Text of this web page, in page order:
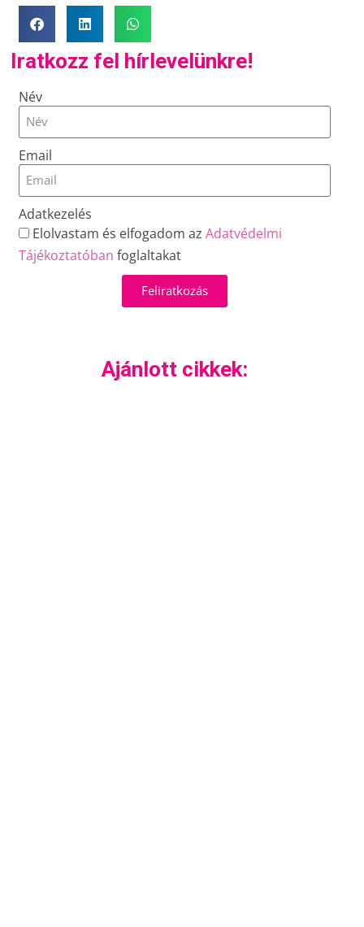
Iratkozz fel hírlevelünkre!
Név
Email
Adatkezelés
Elolvastam és elfogadom azAdatvédelmi
Tájékoztatóban foglaltakat
Feliratkozás
Ajánlott cikkek: